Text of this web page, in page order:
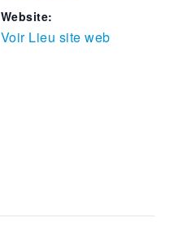
Website:
Voir Lieu site web